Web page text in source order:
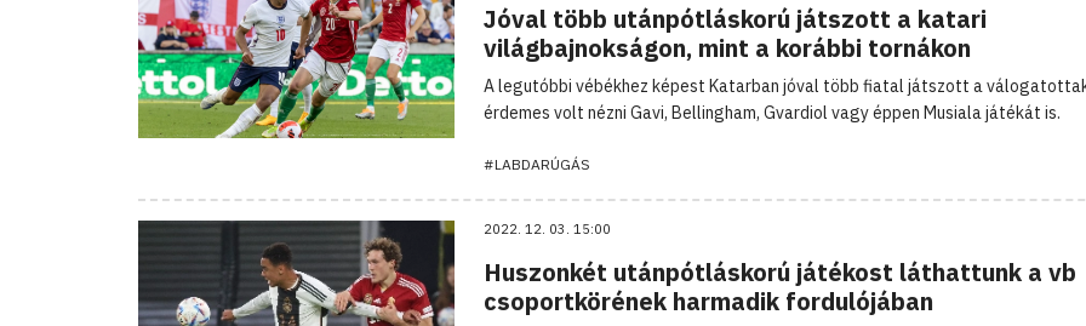
Jóval több utánpótláskorú játszott a katari
világbajnokságon, mint a korábbi tornákon
A legutóbbi vébékhez képest Katarban jóval több fiatal játszott a
érdemes volt nézni Gavi, Bellingham, Gvardiol vagy éppen Musiala játékát is.
#LABDARÚGÁS
2022. 12. 03. 15:00
Huszonkét utánpótláskorú játékost láthattunk a vb
csoportkörének harmadik fordulójában